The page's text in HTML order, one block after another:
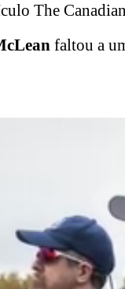
The
faltou a